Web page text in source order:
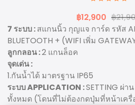
฿12,900 ฿
7 ระบบ :สแกนนิ้ว กุญแจ การ์ด รหัส
BLUETOOTH + (WIFI เพิ่ม
ลูกกลอน :2 แกนล็อค
จุดเด่น :
1.กันน้ำได้ มาตรฐาน IP65
ระบบ APPLICATION :SETTING ผ่า
ทั้งหมด (โดนที่ไม่ต้องกดปุ่มที่หน้าเครื่